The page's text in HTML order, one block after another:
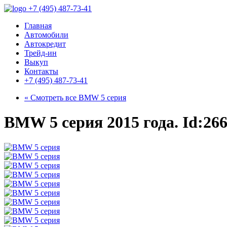
+7 (495) 487-73-41
Главная
Автомобили
Автокредит
Трейд-ин
Выкуп
Контакты
+7 (495) 487-73-41
« Смотреть все BMW 5 серия
BMW 5 серия 2015 года.